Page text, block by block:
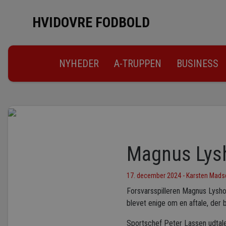
HVIDOVRE FODBOLD
NYHEDER A-TRUPPEN BUSINESS
Magnus
17. december 2024 - Karsten
Forsvarsspilleren Magnus
blevet enige om en aftale, der
Sportschef Peter Lassen